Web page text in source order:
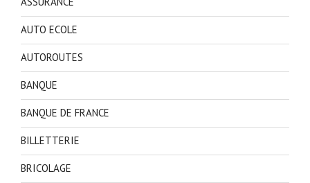
AUTO ECOLE
AUTOROUTES
BANQUE
BANQUE DE FRANCE
BILLETTERIE
BRICOLAGE